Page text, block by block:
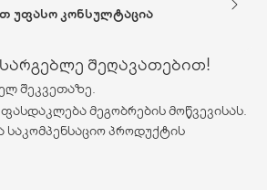
უფასო კონსულტაცია
შეღავათებით!
შეკვეთაზე.
ფასდაკლება მეგობრების მოწვევისას.
საკომპენსაციო პროდუქტის